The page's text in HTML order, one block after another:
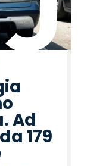
Ad
179